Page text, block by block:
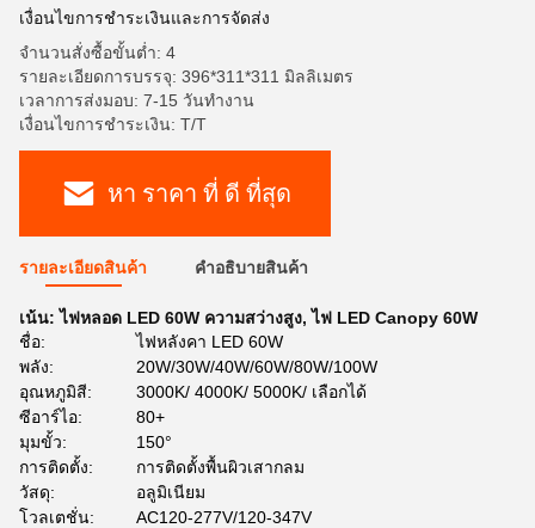
เงื่อนไขการชําระเงินและการจัดส่ง
จำนวนสั่งซื้อขั้นต่ำ: 4
รายละเอียดการบรรจุ: 396*311*311 มิลลิเมตร
เวลาการส่งมอบ: 7-15 วันทำงาน
เงื่อนไขการชำระเงิน: T/T
หา ราคา ที่ ดี ที่สุด
รายละเอียดสินค้า คําอธิบายสินค้า
เน้น:ไฟหลอด LED 60W ความสว่างสูง,ไฟ LED Canopy 60W
ชื่อ:
ไฟหลังคา LED 60W
พลัง:
20W/30W/40W/60W/80W/100W
อุณหภูมิสี:
3000K/ 4000K/ 5000K/ เลือกได้
ซีอาร์ไอ:
80+
มุมขั้ว:
150°
การติดตั้ง:
การติดตั้งพื้นผิวเสากลม
วัสดุ:
อลูมิเนียม
โวลเตชั่น:
AC120-277V/120-347V